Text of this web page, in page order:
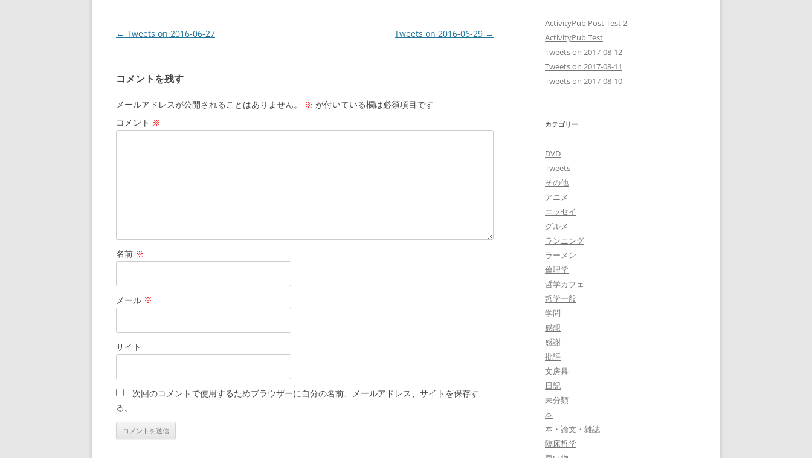
投
ビ
ゲ
ー
シ
← Tweets on 2016-06-27 Tweets on 2016-06-29 →
コメントを残す
メールアドレスが公開されることはありません。 ※ が付いている欄は必須項目です
コメント ※
名前 ※
メール ※
サイト
次回のコメントで使用するためブラウザーに自分の名前、メールアドレス、サイトを保存す
る。
ActivityPub Post Test 2
ActivityPub Test
Tweets on 2017-08-12
Tweets on 2017-08-11
Tweets on 2017-08-10
カテゴリー
DVD
Tweets
その他
アニメ
エッセイ
グルメ
ランニング
ラーメン
倫理学
哲学カフェ
哲学一般
学問
感想
感謝
批評
文房具
日記
未分類
本
本・論文・雑誌
臨床哲学